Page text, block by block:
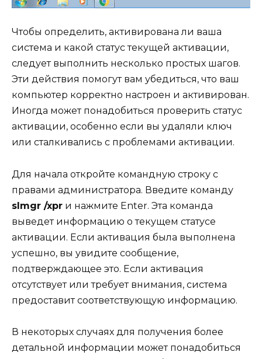
Чтобы определить, активирована ли ваша
система и какой статус текущей активации,
следует выполнить несколько простых шагов.
Эти действия помогут вам убедиться, что ваш
компьютер корректно настроен и активирован.
Иногда может понадобиться проверить статус
активации, особенно если вы удаляли ключ
или сталкивались с проблемами активации.
Для начала откройте командную строку с
правами администратора. Введите команду
slmgr /xpr и нажмите Enter. Эта команда
выведет информацию о текущем статусе
активации. Если активация была выполнена
успешно, вы увидите сообщение,
подтверждающее это. Если активация
отсутствует или требует внимания, система
предоставит соответствующую информацию.
В некоторых случаях для получения более
детальной информации может понадобиться